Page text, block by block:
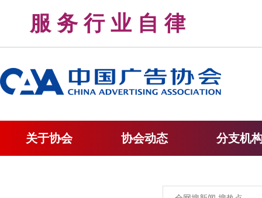
服 务 行 业 自 律
关于协会 协会动态 分支机